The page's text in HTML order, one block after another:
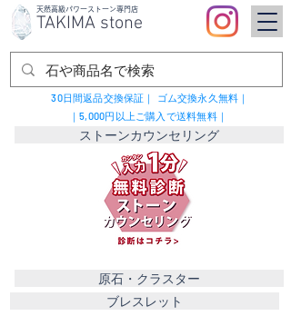
TAKIMA stone
​天然高級パワーストーン専門店
｜5,000円以上ご購入で送料無料｜
30日間返品交換保証｜ ゴム交換永久無料｜
原石・クラスター
ブレスレット
ストーンカウンセリング